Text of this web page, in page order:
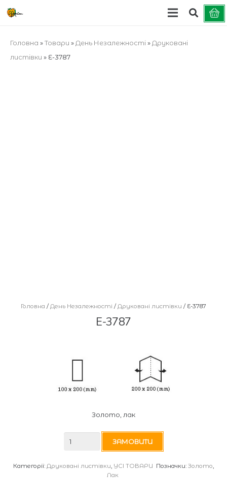
Головна »Товари » День Незалежності» Друковані
листівки » E-3787
Головна / День Незалежності / Друковані листівки / E-3787
E-3787
Золото, лак
E-
кількість
ЗАМОВИТИ
Категорії: Друковані листівки, УСІ ТОВАРИ Позначки:Золото,
Лак